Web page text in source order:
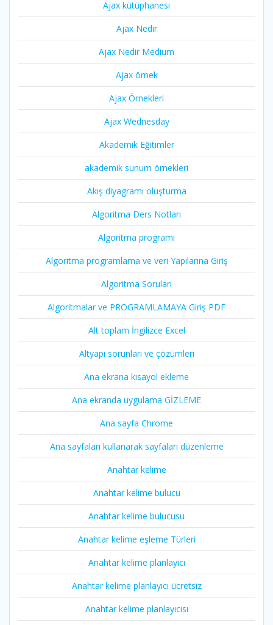
Ajax kütüphanesi
Ajax Nedir
Ajax Nedir Medium
Ajax örnek
Ajax Örnekleri
Ajax Wednesday
Akademik Eğitimler
akademik sunum örnekleri
Akış diyagramı oluşturma
Algoritma Ders Notları
Algoritma programı
Algoritma programlama ve veri Yapılarına Giriş
Algoritma Soruları
Algoritmalar ve PROGRAMLAMAYA Giriş PDF
Alt toplam İngilizce Excel
Altyapı sorunları ve çözümleri
Ana ekrana kısayol ekleme
Ana ekranda uygulama GİZLEME
Ana sayfa Chrome
Ana sayfaları kullanarak sayfaları düzenleme
Anahtar kelime
Anahtar kelime bulucu
Anahtar kelime bulucusu
Anahtar kelime eşleme Türleri
Anahtar kelime planlayıcı
Anahtar kelime planlayıcı ücretsiz
Anahtar kelime planlayıcısı